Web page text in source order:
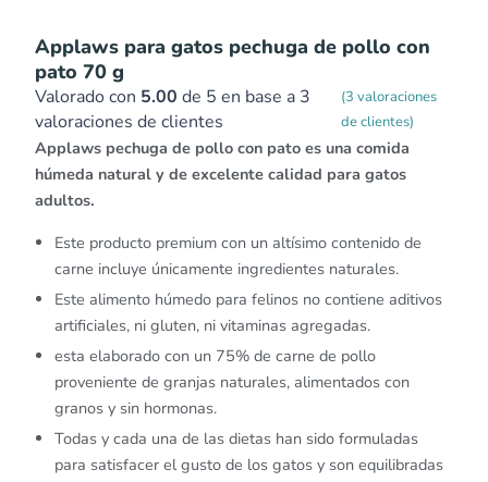
Applaws para gatos pechuga de pollo con
pato 70 g
Valorado con 5.00 de 5 en base a 3
valoraciones de clientes
(3 valoraciones
de clientes)
Applaws pechuga de pollo con pato es una comida
húmeda natural y de excelente calidad para gatos
adultos.
Este producto premium con un altísimo contenido de
carne incluye únicamente ingredientes naturales.
Este alimento húmedo para felinos no contiene aditivos
artificiales, ni gluten, ni vitaminas agregadas.
esta elaborado con un 75% de carne de pollo
proveniente de granjas naturales, alimentados con
granos y sin hormonas.
Todas y cada una de las dietas han sido formuladas
para satisfacer el gusto de los gatos y son equilibradas